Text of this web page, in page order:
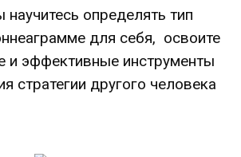
научитесь определять тип
для себя, освоите
и эффективные инструменты
стратегии другого человека